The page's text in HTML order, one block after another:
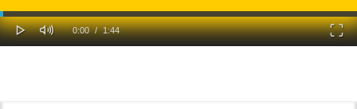
Play Mute
Current
0:00 / Duration
1:44